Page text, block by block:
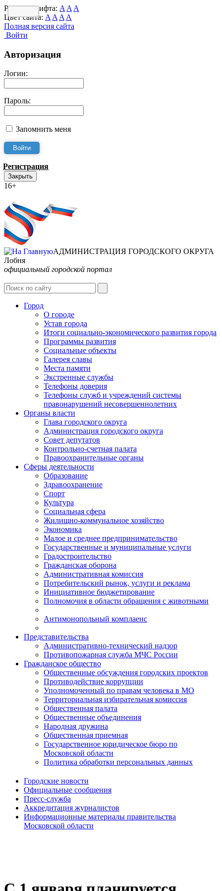
Размер шрифта: A A A
Цвет сайта: A A A A
Полная версия сайта
Войти
Авторизация
Логин:
Пароль:
Запомнить меня
Регистрация
Закрыть
16+
АДМИНИСТРАЦИЯ ГОРОДСКОГО ОКРУГА
Лобня
официальный городской портал
Город
О городе
Устав города
Итоги социально-экономического развития города
Программы развития
Социальные объекты
Галерея славы
Места памяти
Экстренные службы
Телефоны доверия
Телефоны служб и учреждений системы
правонарушений несовершеннолетних
Органы власти
Глава городского округа
Администрация городcкого округа
Совет депутатов
Контрольно-счетная палата
Правоохранительные органы
Сферы деятельности
Образование
Здравоохранение
Спорт
Культура
Социальная сфера
Жилищно-коммунальное хозяйство
Экономика
Малое и среднее предпринимательство
Государственные и муниципальные услуги
Градостроительство
Гражданская оборона
Административная комиссия
Потребительский рынок, услуги и реклама
Инициативное бюджетирование
Полномочия в области обращения с животными
Антимонопольный комплаенс
Представительства
Административно-технический надзор
Противопожарная служба МЧС России
Гражданское общество
Общественные обсуждения городских проектов
Противодействие коррупции
Уполномоченный по правам человека в МО
Территориальная избирательная комиссия
Общественная палата
Общественные объединения
Народная дружина
Общественная приемная
Государственное юридическое бюро по
Московской области
Политика обработки персональных данных
Городские новости
Официальные сообщения
Пресс-служба
Аккредитация журналистов
Информационные материалы правительства
Московской области